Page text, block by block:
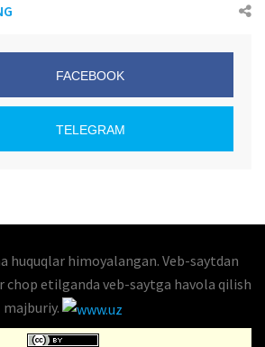
FACEBOOK
TELEGRAM
huquqlar himoyalangan. Veb-saytdan
etilganda veb-saytga havola qilish
majburiy.